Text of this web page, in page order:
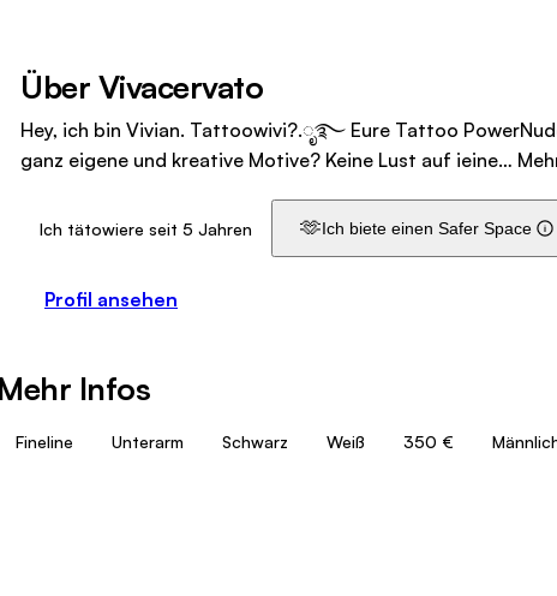
Über Vivacervato
Hey, ich bin Vivian. Tattoowivi?.ೃ࿐ Eure Tattoo
ganz eigene und kreative Motive? Keine Lust auf ieine…
Ich tätowiere seit 5 Jahren 🫶Ich biete einen Safer Space
Profil ansehen
Mehr Infos
Fineline Unterarm Schwarz Weiß 350 €